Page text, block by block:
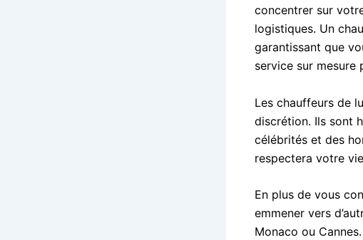
concentrer sur
logistiques. Un
garantissant que
service sur mesure
Les chauffeurs de
discrétion. Ils sont
célébrités et des
respectera votre
En plus de vous
emmener vers
Monaco ou